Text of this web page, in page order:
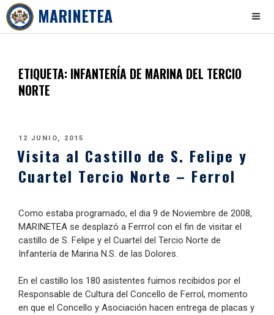
content
MARINETEA
ETIQUETA: INFANTERÍA DE MARINA DEL TERCIO
NORTE
PUBLICADO
12 JUNIO, 2015
Visita al Castillo de S. Felipe y
Cuartel Tercio Norte – Ferrol
Como estaba programado, el dia 9 de Noviembre de 2008,
MARINETEA se desplazó a Ferrrol con el fin de visitar el
castillo de S. Felipe y el Cuartel del Tercio Norte de
Infantería de Marina N.S. de las Dolores.
En el castillo los 180 asistentes fuimos recibidos por el
Responsable de Cultura del Concello de Ferrol, momento
en que el Concello y Asociación hacen entrega de placas y